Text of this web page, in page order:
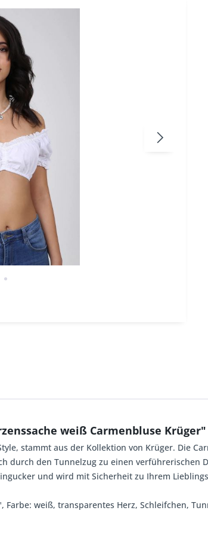
weiß Carmenbluse Krüger"
stammt aus der Kollektion von Krüger. Die
durch den Tunnelzug zu einen verführerischen
und wird mit Sicherheit zu Ihrem
weiß, transparentes Herz, Schleifchen,